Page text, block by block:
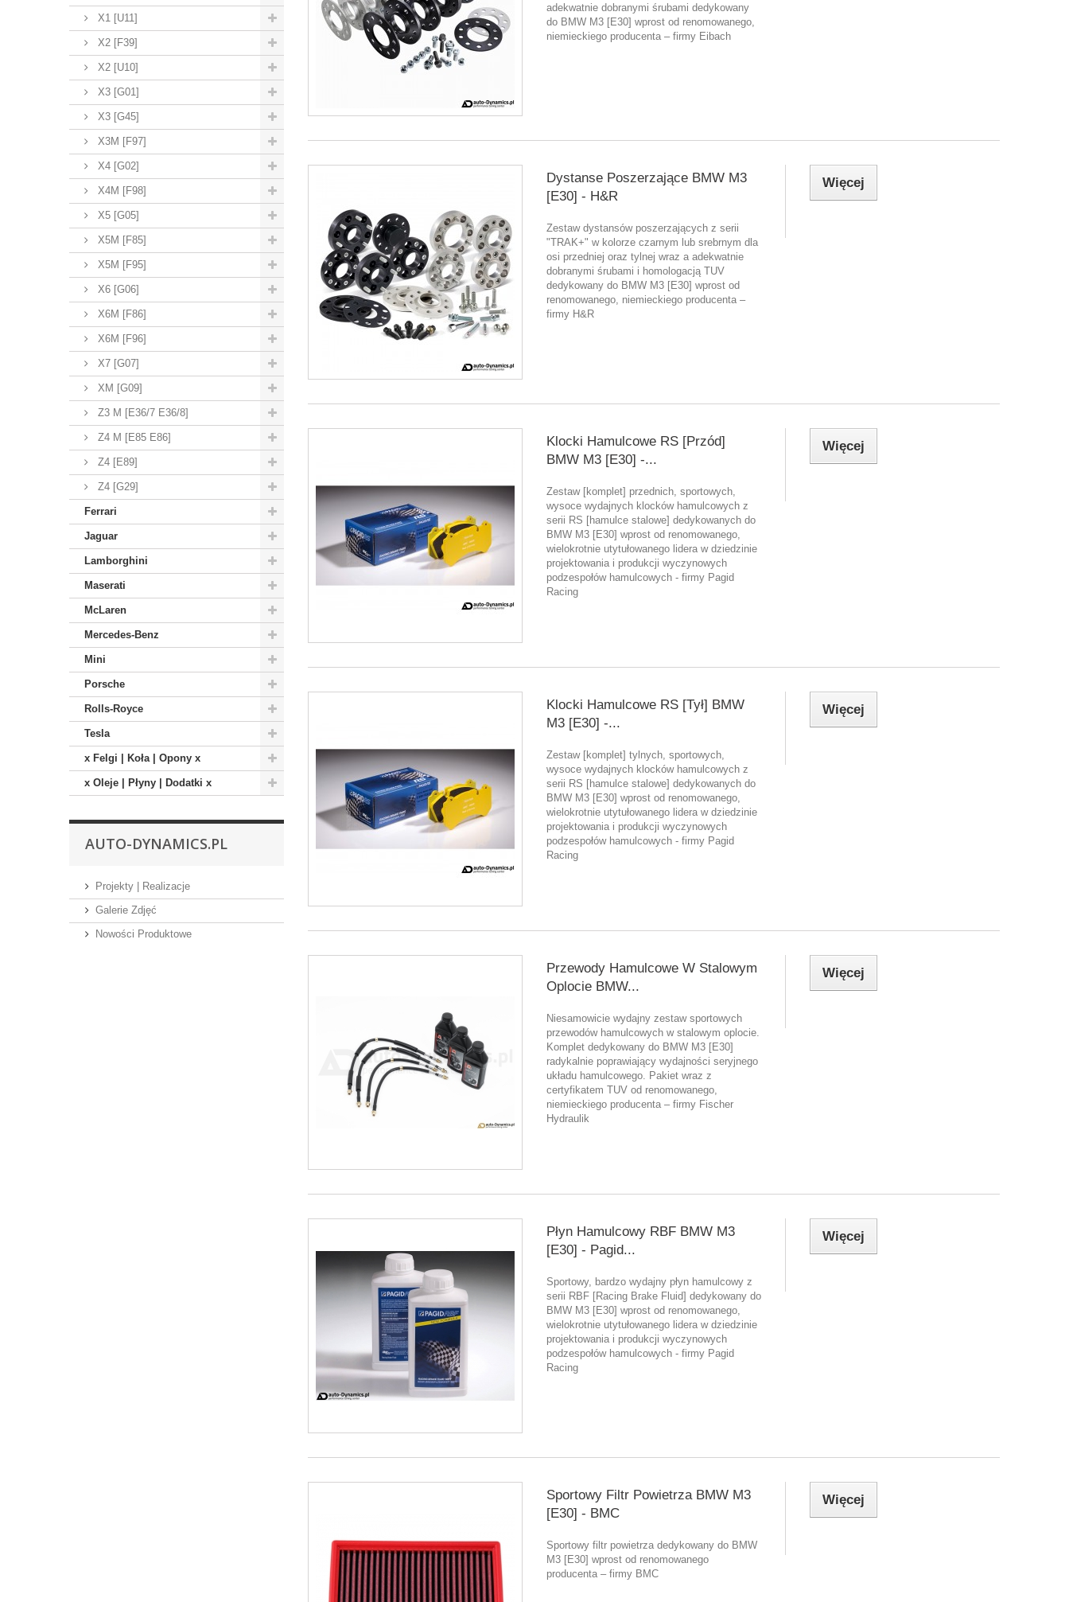
X1 [U11]
X2 [F39]
X2 [U10]
X3 [G01]
X3 [G45]
X3M [F97]
X4 [G02]
X4M [F98]
X5 [G05]
X5M [F85]
X5M [F95]
X6 [G06]
X6M [F86]
X6M [F96]
X7 [G07]
XM [G09]
Z3 M [E36/7 E36/8]
Z4 M [E85 E86]
Z4 [E89]
Z4 [G29]
Ferrari
Jaguar
Lamborghini
Maserati
McLaren
Mercedes-Benz
Mini
Porsche
Rolls-Royce
Tesla
x Felgi | Koła | Opony x
x Oleje | Płyny | Dodatki x
AUTO-DYNAMICS.PL
Projekty | Realizacje
Galerie Zdjęć
Nowości Produktowe
adekwatnie dobranymi śrubami dedykowany
do BMW M3 [E30] wprost od renomowanego,
niemieckiego producenta – firmy Eibach
Dystanse Poszerzające BMW M3
[E30] - H&R
Zestaw dystansów poszerzających z serii
"TRAK+" w kolorze czarnym lub srebrnym dla
osi przedniej oraz tylnej wraz a adekwatnie
dobranymi śrubami i homologacją TUV
dedykowany do BMW M3 [E30] wprost od
renomowanego, niemieckiego producenta –
firmy H&R
Więcej
Klocki Hamulcowe RS [Przód]
BMW M3 [E30] -...
Zestaw [komplet] przednich, sportowych,
wysoce wydajnych klocków hamulcowych z
serii RS [hamulce stalowe] dedykowanych do
BMW M3 [E30] wprost od renomowanego,
wielokrotnie utytułowanego lidera w dziedzinie
projektowania i produkcji wyczynowych
podzespołów hamulcowych - firmy Pagid
Racing
Więcej
Klocki Hamulcowe RS [Tył] BMW
M3 [E30] -...
Zestaw [komplet] tylnych, sportowych,
wysoce wydajnych klocków hamulcowych z
serii RS [hamulce stalowe] dedykowanych do
BMW M3 [E30] wprost od renomowanego,
wielokrotnie utytułowanego lidera w dziedzinie
projektowania i produkcji wyczynowych
podzespołów hamulcowych - firmy Pagid
Racing
Więcej
Przewody Hamulcowe W Stalowym
Oplocie BMW...
Niesamowicie wydajny zestaw sportowych
przewodów hamulcowych w stalowym oplocie.
Komplet dedykowany do BMW M3 [E30]
radykalnie poprawiający wydajności seryjnego
układu hamulcowego. Pakiet wraz z
certyfikatem TUV od renomowanego,
niemieckiego producenta – firmy Fischer
Hydraulik
Więcej
Płyn Hamulcowy RBF BMW M3
[E30] - Pagid...
Sportowy, bardzo wydajny płyn hamulcowy z
serii RBF [Racing Brake Fluid] dedykowany do
BMW M3 [E30] wprost od renomowanego,
wielokrotnie utytułowanego lidera w dziedzinie
projektowania i produkcji wyczynowych
podzespołów hamulcowych - firmy Pagid
Racing
Więcej
Sportowy Filtr Powietrza BMW M3
[E30] - BMC
Sportowy filtr powietrza dedykowany do BMW
M3 [E30] wprost od renomowanego
producenta – firmy BMC
Więcej